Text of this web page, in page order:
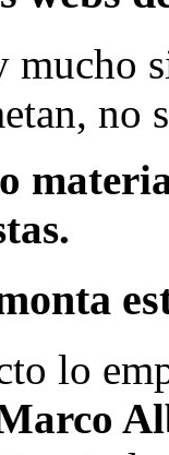
mucho
no
lo